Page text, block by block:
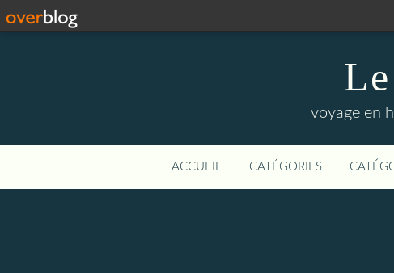
voyage en
ACCUEIL CATÉGORIES